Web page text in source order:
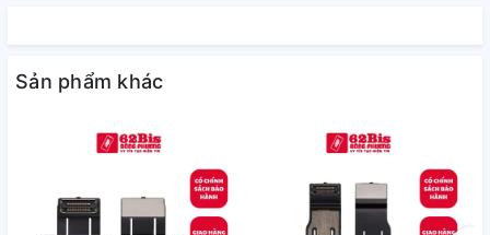
Sản phẩm khác